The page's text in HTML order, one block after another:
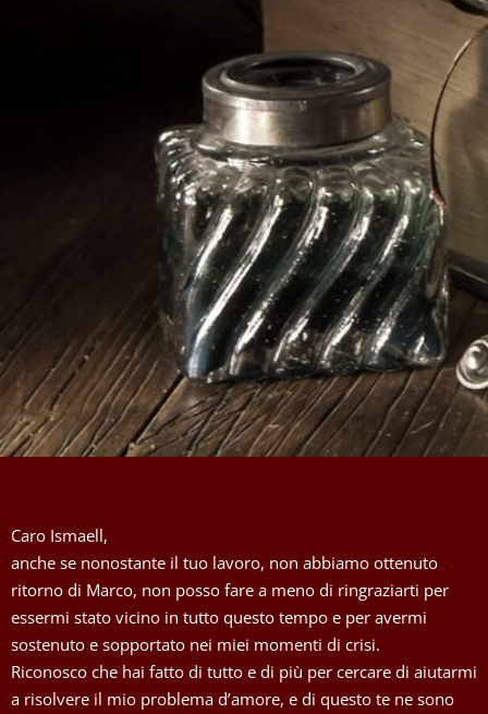
Caro Ismaell,
anche se nonostante il tuo lavoro, non abbiamo ottenuto
ritorno di Marco, non posso fare a meno di ringraziarti per
essermi stato vicino in tutto questo tempo e per avermi
sostenuto e sopportato nei miei momenti di crisi.
Riconosco che hai fatto di tutto e di più per cercare di aiutarmi
a risolvere il mio problema d’amore, e di questo te ne sono